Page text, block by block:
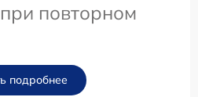
повторном
подробнее